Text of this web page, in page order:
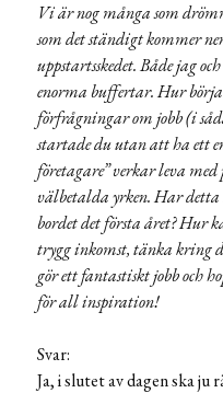
Vi är nog många som
som det ständigt kommer
uppstartsskedet. Både jag
enorma buffertar.Hur
förfrågningar om jobb (i
startade du utan att ha ett
företagare” verkar leva
välbetalda yrken. Har
bordet det första året? Hur
trygg inkomst, tänka kring
gör ett fantastiskt jobb och
för all inspiration!
Svar:
Ja, i slutet av dagen ska ju